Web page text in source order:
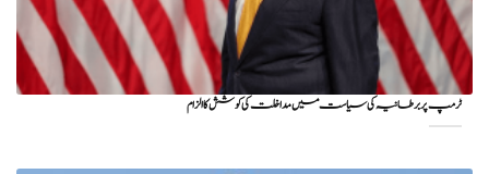
ٹرمپ پر برطانیہ کی سیاست میں مداخلت کی کوشش کا الزام